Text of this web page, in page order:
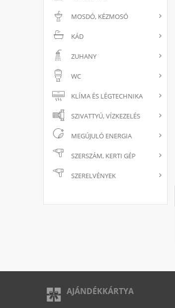
MOSDÓ, KÉZMOSÓ
KÁD
ZUHANY
WC
KLÍMA ÉS LÉGTECHNIKA
SZIVATTYÚ, VÍZKEZELÉS
MEGÚJULÓ ENERGIA
SZERSZÁM, KERTI GÉP
SZERELVÉNYEK
AJÁNDÉKKÁRTYA